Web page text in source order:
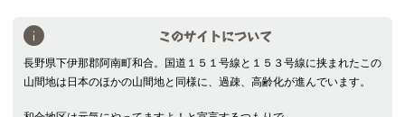
このサイトについて
長野県下伊那郡阿南町和合。国道１５１号線と１５３号線に挟まれたこの
山間地は日本のほかの山間地と同様に、過疎、高齢化が進んでいます。